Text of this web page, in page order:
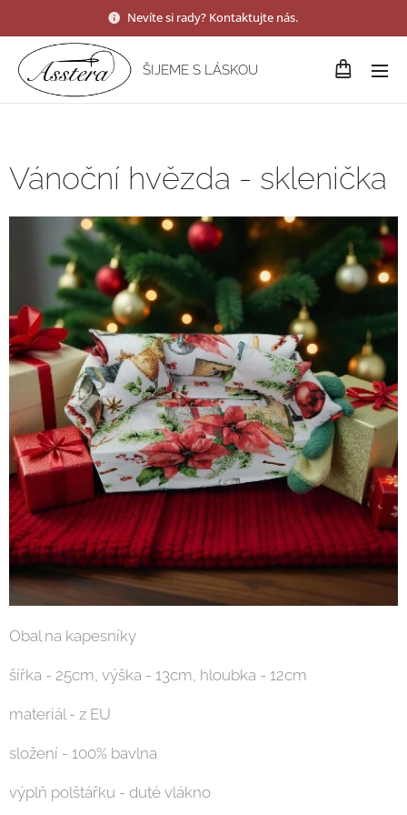
Nevíte si rady? Kontaktujte nás.
ŠIJEME S LÁSKOU
Vánoční hvězda - sklenička
Obal na kapesníky
šířka - 25cm, výška - 13cm, hloubka - 12cm
materiál - z EU
složení - 100% bavlna
výplň polštářku - duté vlákno